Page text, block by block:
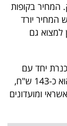
המחיר בקופות
המחיר יורד
למצוא גם
יחד עם
מגלשות מים ובריכת גלים. המחיר בקופות הוא כ-143 ש"ח,
ומועדונים